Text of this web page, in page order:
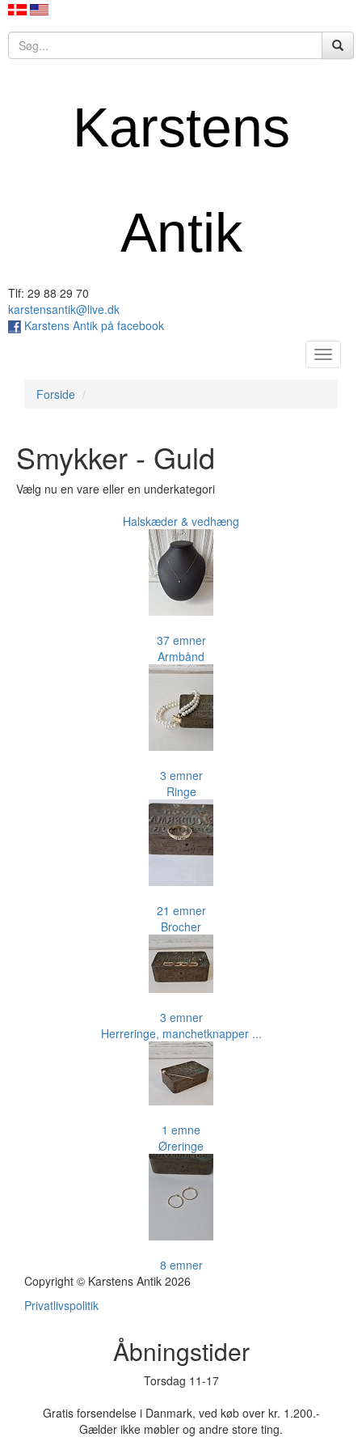
Karstens
Antik
Tlf: 29 88 29 70
karstensantik@live.dk
Karstens Antik på facebook
Toggle
Forside
Smykker - Guld
Vælg nu en vare eller en underkategori
Halskæder & vedhæng
37 emner
Armbånd
3 emner
Ringe
21 emner
Brocher
3 emner
Herreringe, manchetknapper ...
1 emne
Øreringe
8 emner
Copyright © Karstens Antik 2026
Privatlivspolitik
Åbningstider
Torsdag 11-17
Gratis forsendelse i Danmark, ved køb over kr. 1.200.-
Gælder ikke møbler og andre store ting.